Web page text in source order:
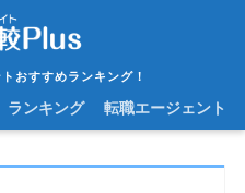
おすすめランキング！
ランキング 転職エージェント